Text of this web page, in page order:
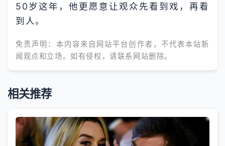
50岁这年，他更愿意让观众先看到戏，再看
到人。
免责声明：本内容来自网站平台创作者，不代表本站新
闻观点和立场。如有侵权，请联系网站删除。
相关推荐